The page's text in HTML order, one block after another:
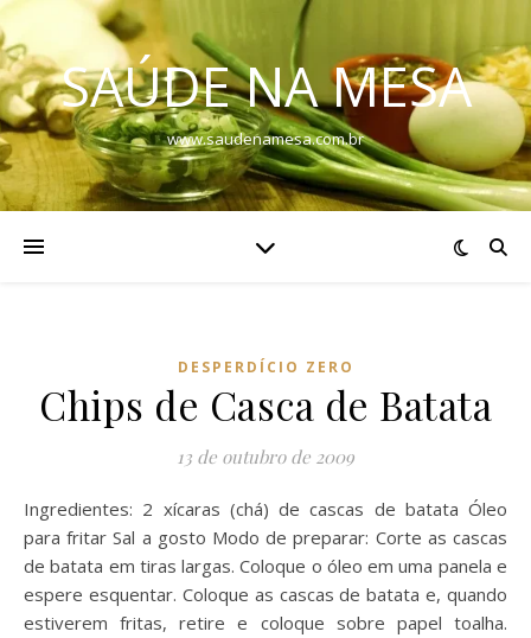
SAÚDE NA MESA
www.saudenamesa.com.br
DESPERDÍCIO ZERO
Chips de Casca de Batata
13 de outubro de 2009
Ingredientes: 2 xícaras (chá) de cascas de batata Óleo
para fritar Sal a gosto Modo de preparar: Corte as cascas
de batata em tiras largas. Coloque o óleo em uma panela e
espere esquentar. Coloque as cascas de batata e, quando
estiverem fritas, retire e coloque sobre papel toalha.